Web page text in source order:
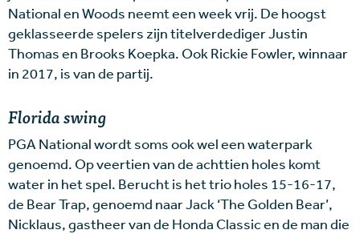
National en Woods neemt een week vrij. De hoogst
geklasseerde spelers zijn titelverdediger Justin
Thomas en Brooks Koepka. Ook Rickie Fowler, winnaar
in 2017, is van de partij.
Florida swing
PGA National wordt soms ook wel een waterpark
genoemd. Op veertien van de achttien holes komt
water in het spel. Berucht is het trio holes 15-16-17,
de Bear Trap, genoemd naar Jack ‘The Golden Bear’,
Nicklaus, gastheer van de Honda Classic en de man die